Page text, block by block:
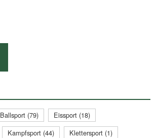
Ballsport (79)
Eissport (18)
Kampfsport (44)
Klettersport (1)